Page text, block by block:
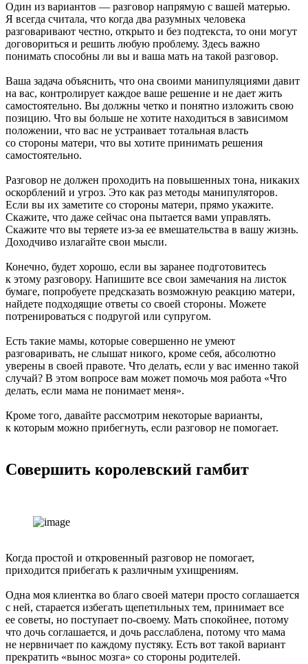
Один из вариантов — разговор напрямую с вашей матерью.
Я всегда считала, что когда два разумных человека
разговаривают честно, открыто и без подтекста, то они могут
договориться и решить любую проблему. Здесь важно
понимать способны ли вы и ваша мать на такой разговор.
Ваша задача объяснить, что она своими манипуляциями давит
на вас, контролирует каждое ваше решение и не дает жить
самостоятельно. Вы должны четко и понятно изложить свою
позицию. Что вы больше не хотите находиться в зависимом
положении, что вас не устраивает тотальная власть
со стороны матери, что вы хотите принимать решения
самостоятельно.
Разговор не должен проходить на повышенных тона, никаких
оскорблений и угроз. Это как раз методы манипуляторов.
Если вы их заметите со стороны матери, прямо укажите.
Скажите, что даже сейчас она пытается вами управлять.
Скажите что вы теряете из-за ее вмешательства в вашу жизнь.
Доходчиво излагайте свои мысли.
Конечно, будет хорошо, если вы заранее подготовитесь
к этому разговору. Напишите все свои замечания на листок
бумаге, попробуете предсказать возможную реакцию матери,
найдете подходящие ответы со своей стороны. Можете
потренироваться с подругой или супругом.
Есть такие мамы, которые совершенно не умеют
разговаривать, не слышат никого, кроме себя, абсолютно
уверены в своей правоте. Что делать, если у вас именно такой
случай? В этом вопросе вам может помочь моя работа «Что
делать, если мама не понимает меня».
Кроме того, давайте рассмотрим некоторые варианты,
к которым можно прибегнуть, если разговор не помогает.
Совершить королевский гамбит
Когда простой и откровенный разговор не помогает,
приходится прибегать к различным ухищрениям.
Одна моя клиентка во благо своей матери просто соглашается
с ней, старается избегать щепетильных тем, принимает все
ее советы, но поступает по-своему. Мать спокойнее, потому
что дочь соглашается, и дочь расслаблена, потому что мама
не нервничает по каждому пустяку. Есть вот такой вариант
прекратить «вынос мозга» со стороны родителей.